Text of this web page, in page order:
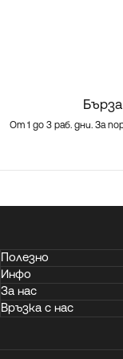
От 1 до 3 раб. дни. За
Полезно
Инфо
За нас
Връзка с нас